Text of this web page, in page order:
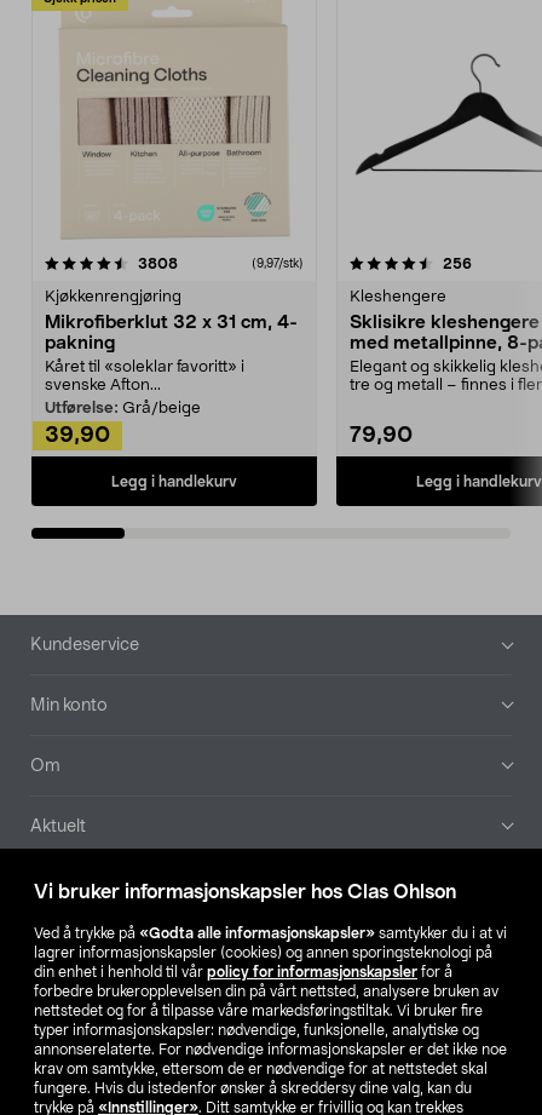
Vi bruker informasjonskapsler hos Clas Ohlson
Ved å trykke på «Godta alle informasjonskapsler» samtykker du i at vi
lagrer informasjonskapsler (cookies) og annen sporingsteknologi på
din enhet i henhold til vår policy for informasjonskapsler for å
forbedre brukeropplevelsen din på vårt nettsted, analysere bruken av
nettstedet og for å tilpasse våre markedsføringstiltak. Vi bruker fire
typer informasjonskapsler: nødvendige, funksjonelle, analytiske og
annonserelaterte. For nødvendige informasjonskapsler er det ikke noe
krav om samtykke, ettersom de er nødvendige for at nettstedet skal
fungere. Hvis du istedenfor ønsker å skreddersy dine valg, kan du
trykke på «Innstillinger». Ditt samtykke er frivillig og kan trekkes
3808anmeldelser(9,97/stk)
Kjøkkenrengjøring
Mikrofiberklut 32 x 31 cm, 4-
pakning
Kåret til «soleklar favoritt» i
svenske Afton...
Utførelse: Grå/beige
39,90
Legg i handlekurv
4.5av 5 stjerner 256
Kleshengere
Sklisikre
med metallpinne, 8-
Elegant og skikkelig
tre og metall – finnes i
79,90
Legg i handlekurv
4.5av 5 stjerner
Bunntekst
Kundeservice
Min konto
Om
Aktuelt
Våre selskaper
Finn din butikk
SE NO FI